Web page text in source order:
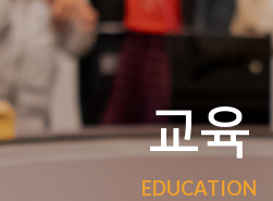
교육
EDUCATION